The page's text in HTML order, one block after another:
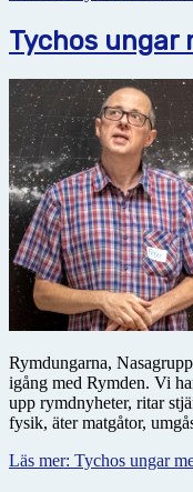
Tychos ungar
Rymdungarna,
igång med Rymden. Vi
upp rymdnyheter, ritar
fysik, äter matgåtor,
Läs mer: Tychos ungar